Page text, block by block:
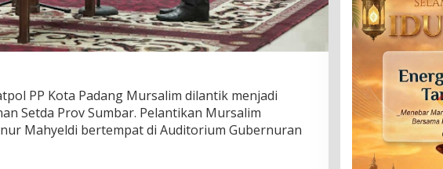
PP Kota Padang Mursalim dilantik menjadi
Setda Prov Sumbar. Pelantikan Mursalim
Mahyeldi bertempat di Auditorium Gubernuran